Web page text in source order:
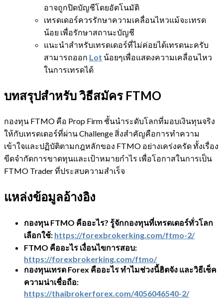
อาจถูกปิดบัญชีโดยอัตโนมัติ
เทรดเดอร์ควรรักษาความเคลื่อนไหวแม้จะเทรด
น้อย เพื่อรักษาสถานะบัญชี
แนะนำสำหรับเทรดเดอร์ที่ไม่ค่อยได้เทรดนะครับ
สามารถออก Lot น้อยๆเพื่อแสดงความเคลื่อนไหว
ในการเทรดได้
บทสรุปสำหรับ วิธีสมัคร FTMO
กองทุน FTMO คือ Prop Firm ชั้นนำระดับโลกที่มอบเงินทุนจริง
ให้กับเทรดเดอร์ที่ผ่าน Challenge สิ่งสำคัญคือการทำความ
เข้าใจและปฏิบัติตามกฎหลักของ FTMO อย่างเคร่งครัด ทั้งเรื่อง
ขีดจำกัดการขาดทุนและเป้าหมายกำไร เพื่อโอกาสในการเป็น
FTMO Trader ที่ประสบความสำเร็จ
แหล่งข้อมูลอ้างอิง
กองทุน FTMO คืออะไร? รู้จักกองทุนที่เทรดเดอร์ทั่วโลก
เลือกใช้: https://forexbrokerking.com/ftmo-2/
FTMO คืออะไร เงื่อนไขการสอบ:
https://forexbrokerking.com/ftmo/
กองทุนเทรด Forex คืออะไร ทำไมช่วงนี้ฮิตจัง และวิธีเช็ค
ความน่าเชื่อถือ:
https://thaibrokerforex.com/4056046540-2/